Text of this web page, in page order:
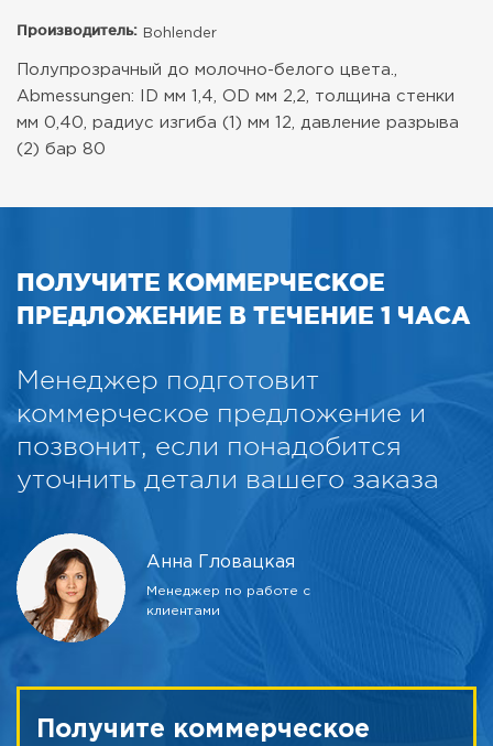
Производитель: Bohlender
Полупрозрачный до молочно-белого цвета.,
Abmessungen: ID мм 1,4, OD мм 2,2, толщина стенки
мм 0,40, радиус изгиба (1) мм 12, давление разрыва
(2) бар 80
ПОЛУЧИТЕ КОММЕРЧЕСКОЕ
ПРЕДЛОЖЕНИЕ В ТЕЧЕНИЕ 1 ЧАСА
Менеджер подготовит
коммерческое предложение и
позвонит, если понадобится
уточнить детали вашего заказа
Анна Гловацкая
Менеджер по работе с
клиентами
Получите коммерческое